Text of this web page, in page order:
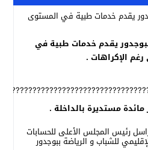
يقدم خدمات طبية في
الإكراهات .
مستديرة بالداخلة .